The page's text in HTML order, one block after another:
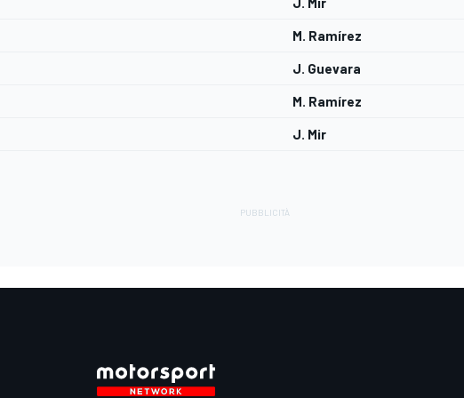
M. Ramírez
J. Guevara
M. Ramírez
J. Mir